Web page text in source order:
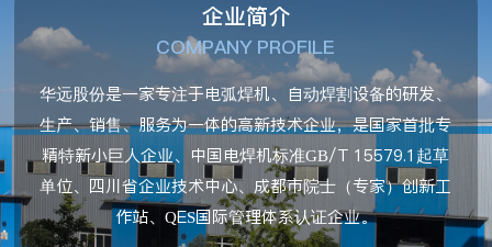
企业简介
COMPANY PROFILE
华远股份是一家专注于电弧焊机、自动焊割设备的研发、
生产、销售、服务为一体的高新技术企业，是国家首批专
精特新小巨人企业、中国电焊机标准GB/T 15579.1起草
单位、四川省企业技术中心、成都市院士（专家）创新工
作站、QES国际管理体系认证企业。